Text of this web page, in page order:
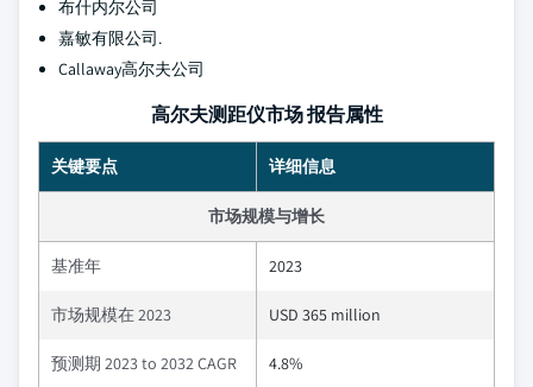
布什内尔公司
嘉敏有限公司.
Callaway高尔夫公司
高尔夫测距仪市场 报告属性
关键要点 详细信息
市场规模与增长
基准年 2023
市场规模在 2023 USD 365 million
预测期 2023 to 2032 CAGR 4.8%